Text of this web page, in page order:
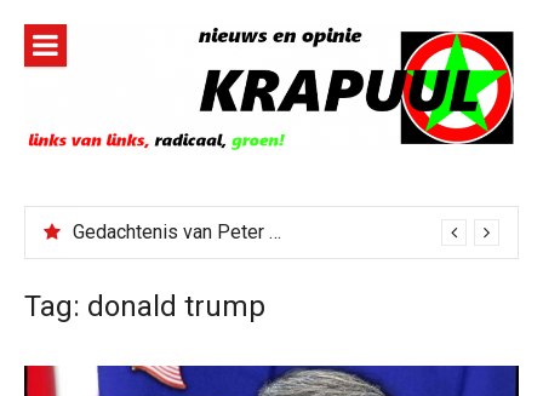
inhoud
Gedachtenis van Peter Faber
Tag: donald trump